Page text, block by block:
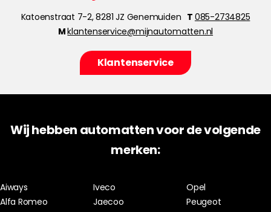
Katoenstraat 7-2, 8281 JZ Genemuiden T 085-2734825
Mklantenservice@mijnautomatten.nl
Klantenservice
Wij hebben automatten voor de volgende
merken:
Aiways
Alfa Romeo
Iveco
Jaecoo
Opel
Peugeot